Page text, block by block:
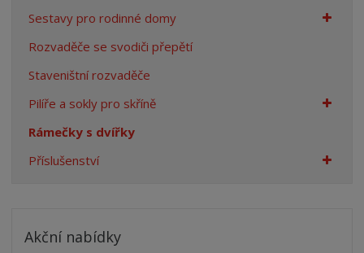
Sestavy pro rodinné domy
Rozvaděče se svodiči přepětí
Staveništní rozvaděče
Pilíře a sokly pro skříně
Rámečky s dvířky
Příslušenství
Akční nabídky